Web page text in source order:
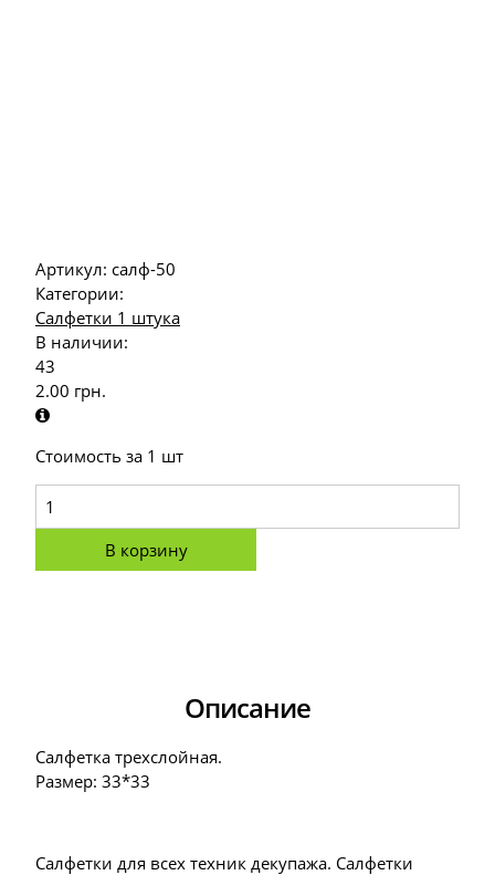
Артикул: салф-50
Категории:
Салфетки 1 штука
В наличии:
43
2.00 грн.
Стоимость за 1 шт
В корзину
Описание
Салфетка трехслойная.
Размер: 33*33
Салфетки для всех техник декупажа. Салфетки